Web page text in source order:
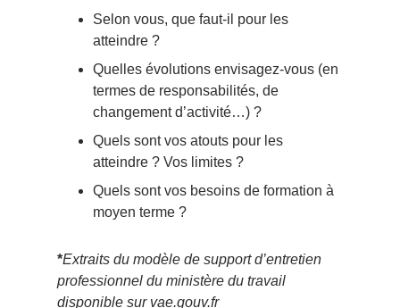
Selon vous, que faut-il pour les
atteindre ?
Quelles évolutions envisagez-vous (en
termes de responsabilités, de
changement d’activité…) ?
Quels sont vos atouts pour les
atteindre ? Vos limites ?
Quels sont vos besoins de formation à
moyen terme ?
*Extraits du modèle de support d’entretien
professionnel du ministère du travail
disponible sur vae.gouv.fr